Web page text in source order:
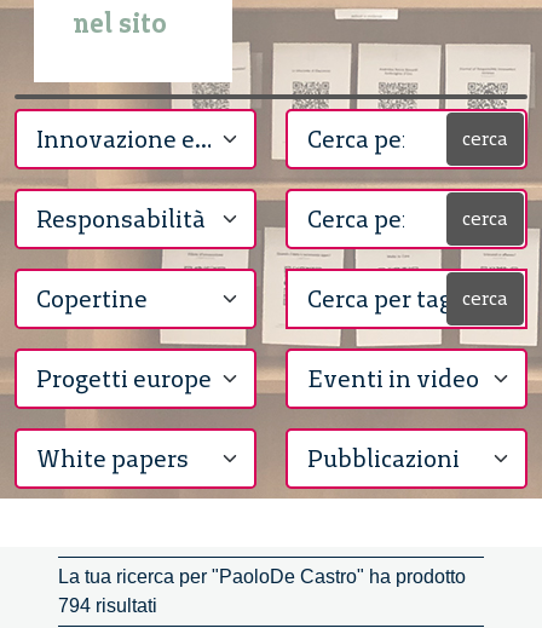
nel sito
cerca
cerca
cerca
La tua ricerca per "PaoloDe Castro" ha prodotto
794 risultati